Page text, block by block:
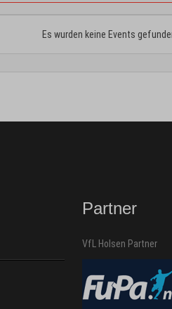
Es wurden keine Events
Partner
VfL Holsen Partner